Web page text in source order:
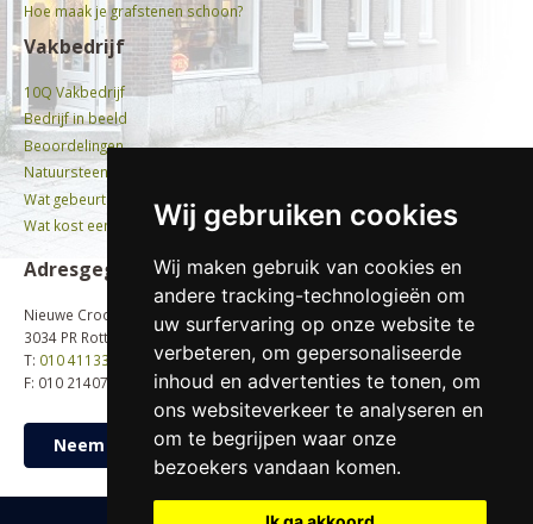
Wij gebruiken cookies
Wij maken gebruik van cookies en
andere tracking-technologieën om
uw surfervaring op onze website te
verbeteren, om gepersonaliseerde
inhoud en advertenties te tonen, om
ons websiteverkeer te analyseren en
om te begrijpen waar onze
bezoekers vandaan komen.
Hoe maak je grafstenen schoon?
Vakbedrijf
10Q Vakbedrijf
Bedrijf in beeld
Beoordelingen
Natuursteen
Wat gebeurt er met oude grafstenen?
Wat kost een graf?
Adresgegevens
Nieuwe Crooswijkseweg 58b
3034 PR Rotterdam
T: 010 4113396
F: 010 2140704
Neem contact op